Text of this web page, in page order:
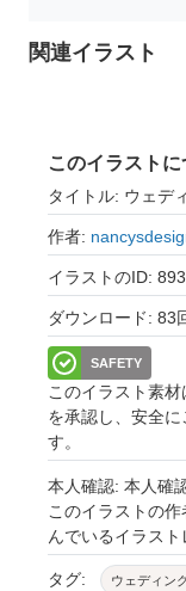
関連イラスト
このイラストに
タイトル: ウェデ
作者:
イラストのID:
ダウンロード: 83
SAFETY
このイラスト素材
を承認し、安全
す。
本人確認: 本人確
このイラストの作
んでいるイラスト
タグ: ウェディン